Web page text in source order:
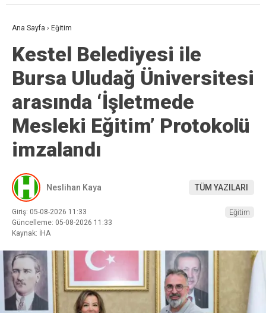
Ana Sayfa › Eğitim
Kestel Belediyesi ile
Bursa Uludağ Üniversitesi
arasında ‘İşletmede
Mesleki Eğitim’ Protokolü
imzalandı
Neslihan Kaya TÜM YAZILARI
Giriş: 05-08-2026 11:33
Güncelleme: 05-08-2026 11:33
Kaynak: İHA
Eğitim